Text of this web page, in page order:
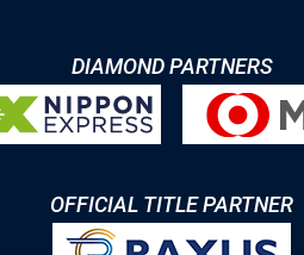
DIAMOND PARTNERS
OFFICIAL TITLE PARTNER